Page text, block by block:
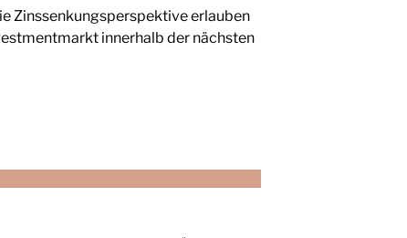
Zinssenkungsperspektive erlauben
innerhalb der nächsten